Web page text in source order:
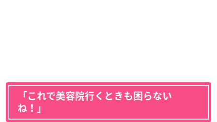
「これで美容院行くときも困らない
ね！」